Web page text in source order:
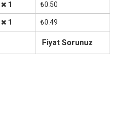
1 ₺0.50
1 ₺0.49
Fiyat Sorunuz